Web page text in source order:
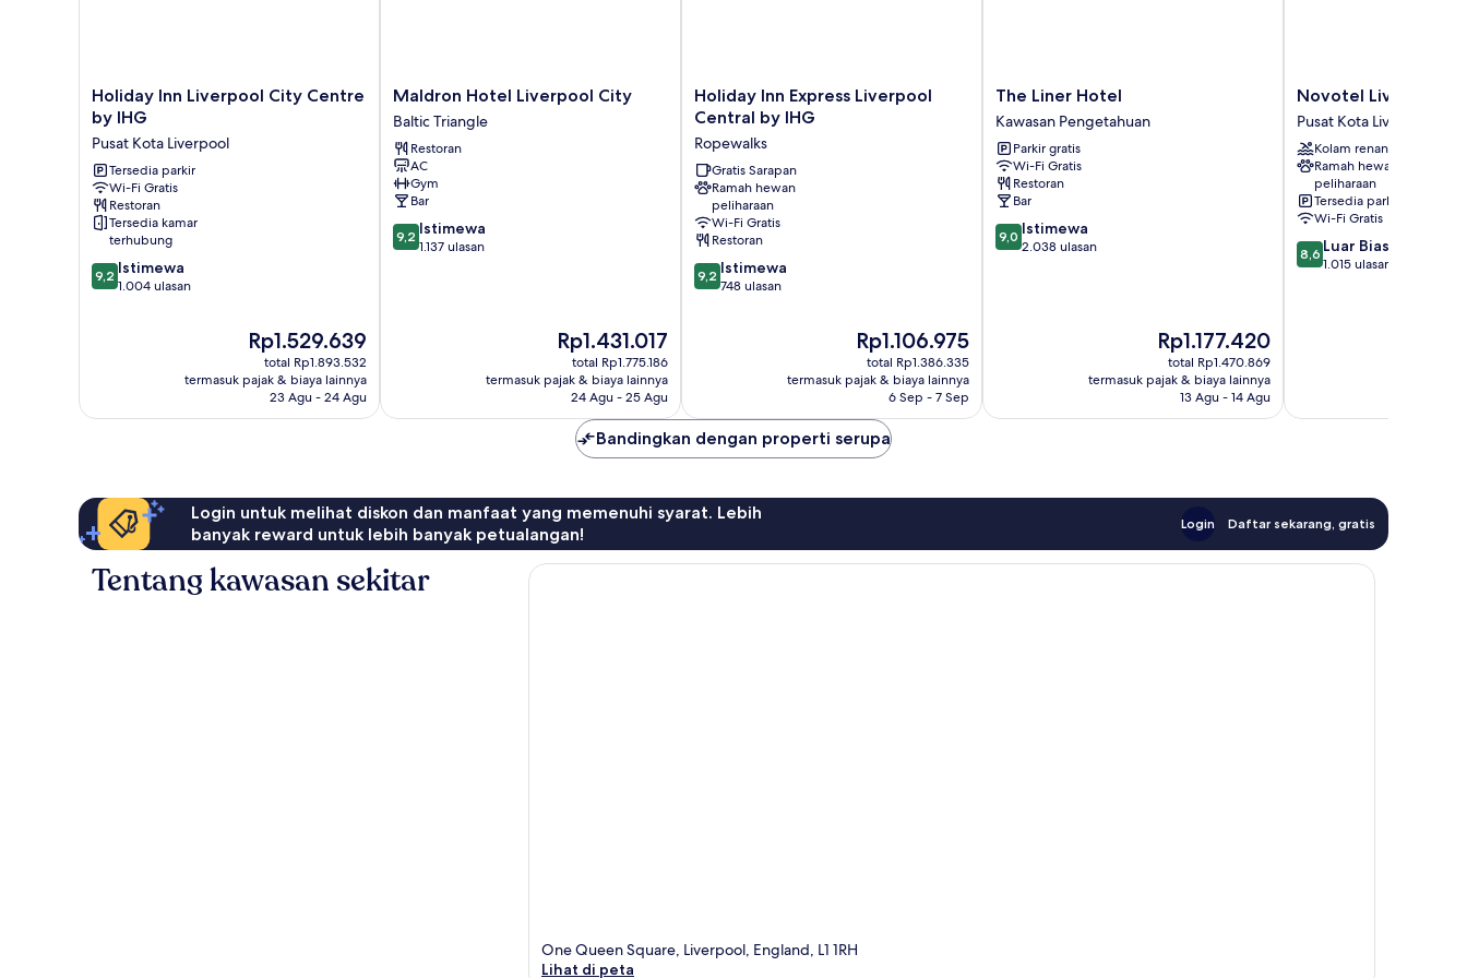
Holiday
Inn
Liverpool
City
Centre
by
IHG
Pusat
Kota
Liverpool
Holiday Inn Liverpool City Centre
by IHG
Pusat Kota Liverpool
Tersedia parkir
Wi-Fi Gratis
Restoran
Tersedia kamar
terhubung
9.2
dari
9,2 Istimewa
1.004 ulasan
Harga
sekarang
Rp1.529.639
Rp1.529.639
total Rp1.893.532
termasuk pajak & biaya lainnya
23 Agu - 24 Agu
Maldron
Hotel
Liverpool
City
Baltic
Triangle
Maldron Hotel Liverpool City
Baltic Triangle
Restoran
AC
Gym
Bar
9.2
dari
9,2 Istimewa
1.137 ulasan
Harga
sekarang
Rp1.431.017
Rp1.431.017
total Rp1.775.186
termasuk pajak & biaya lainnya
24 Agu - 25 Agu
Holiday
Inn
Liverpool
Central
by
IHG
Ropewalks
Holiday Inn Express Liverpool
Central by IHG
Ropewalks
Gratis Sarapan
Ramah hewan
peliharaan
Wi-Fi Gratis
Restoran
9.2
dari
9,2 Istimewa
748 ulasan
Harga
sekarang
Rp1.106.975
Rp1.106.975
total Rp1.386.335
termasuk pajak & biaya lainnya
6 Sep - 7 Sep
The
Liner
Hotel
Kawasan
Pengetahuan
The Liner Hotel
Kawasan Pengetahuan
Parkir gratis
Wi-Fi Gratis
Restoran
Bar
9.0
dari
9,0 Istimewa
2.038 ulasan
Harga
sekarang
Rp1.177.420
Rp1.177.420
total Rp1.470.869
termasuk pajak & biaya lainnya
13 Agu - 14 Agu
Novotel
Liverpool
Centre
Pusat
Kota
Liverpool
Novotel Liverpool
Pusat Kota Liverpool
Kolam renang
Ramah hewan
peliharaan
Tersedia parkir
Wi-Fi Gratis
8.6
dari
8,6 Luar Biasa
1.015 ulasan
Bandingkan dengan properti serupa
Login untuk melihat diskon dan manfaat yang memenuhi syarat. Lebih
banyak reward untuk lebih banyak petualangan!
Login Daftar sekarang, gratis
Tentang kawasan sekitar
One Queen Square, Liverpool, England, L1 1RH
Lihat di peta